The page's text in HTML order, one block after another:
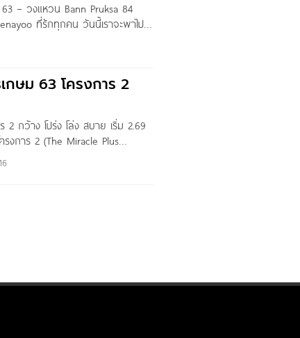
– วงแหวน Bann Pruksa 84
ที่รักทุกคน วันนี้เราจะพาไป
ครงการ บ้านพฤกษา 84 เพชรเกษม
ที่มีบ้าน 2
กษม 63 โครงการ 2
2 กว้าง โปร่ง โล่ง สบาย เริ่ม 2.69
งการ 2 (The Miracle Plus